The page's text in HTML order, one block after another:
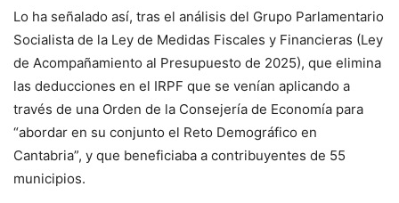
Lo ha señalado así, tras el análisis del Grupo Parlamentario
Socialista de la Ley de Medidas Fiscales y Financieras (Ley
de Acompañamiento al Presupuesto de 2025), que elimina
las deducciones en el IRPF que se venían aplicando a
través de una Orden de la Consejería de Economía para
“abordar en su conjunto el Reto Demográfico en
Cantabria”, y que beneficiaba a contribuyentes de 55
municipios.